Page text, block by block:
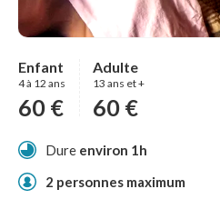
Dure environ 1h
2 personnes maximum
Enfant
4 à 12 ans
60 €
Adulte
13 ans et +
60 €